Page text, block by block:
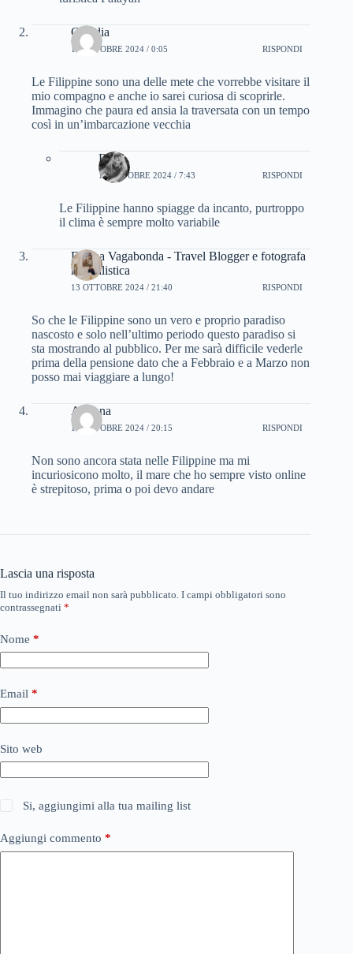
Claudia
12 OTTOBRE 2024 / 0:05 RISPONDI
Le Filippine sono una delle mete che vorrebbe visitare il
mio compagno e anche io sarei curiosa di scoprirle.
Immagino che paura ed ansia la traversata con un tempo
così in un’imbarcazione vecchia
Bru
12 OTTOBRE 2024 / 7:43 RISPONDI
Le Filippine hanno spiagge da incanto, purtroppo
il clima è sempre molto variabile
Donna Vagabonda - Travel Blogger e fotografa
naturalistica
13 OTTOBRE 2024 / 21:40 RISPONDI
So che le Filippine sono un vero e proprio paradiso
nascosto e solo nell’ultimo periodo questo paradiso si
sta mostrando al pubblico. Per me sarà difficile vederle
prima della pensione dato che a Febbraio e a Marzo non
posso mai viaggiare a lungo!
Arianna
17 OTTOBRE 2024 / 20:15 RISPONDI
Non sono ancora stata nelle Filippine ma mi
incuriosicono molto, il mare che ho sempre visto online
è strepitoso, prima o poi devo andare
Lascia una risposta
Il tuo indirizzo email non sarà pubblicato. I campi obbligatori sono
contrassegnati *
Nome *
Email *
Sito web
Si, aggiungimi alla tua mailing list
Aggiungi commento *